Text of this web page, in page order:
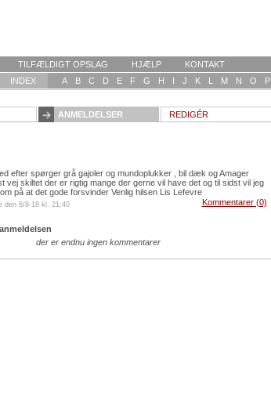
TILFÆLDIGT OPSLAG HJÆLP
KONTAKT
INDEX
A B C D E F G H I J K L M N O P
ANMELDELSER REDIGÉR
efter spørger grå gajoler og mundoplukker , bil dæk og Amager
vej skiltet der er rigtig mange der gerne vil have det og til sidst vil jeg
på at det gode forsvinder Venlig hilsen Lis Lefevre
den 6/8-18 kl. 21:40 Kommentarer (0)
der er endnu ingen kommentarer